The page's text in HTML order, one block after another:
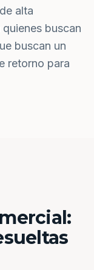
alta
buscan
buscan un
retorno para